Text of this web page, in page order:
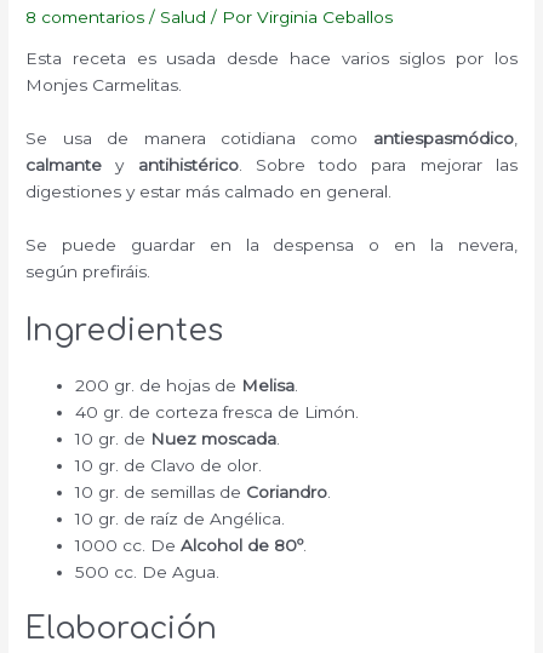
8 comentarios / Salud / PorVirginia Ceballos
Esta receta es usada desde hace varios siglos por los
Monjes Carmelitas.
Se usa de manera cotidiana como antiespasmódico,
calmante yantihistérico. Sobre todo para mejorar las
digestiones y estar más calmado en general.
Se puede guardar en la despensa o en la nevera,
según prefiráis.
Ingredientes
200 gr. de hojas de Melisa
40 gr. de corteza fresca de Limón.
10 gr. de Nuez moscada
10 gr. de Clavo de olor.
10 gr. de semillas de Coriandro
10 gr. de raíz de Angélica.
1000 cc. DeAlcohol de 80º.
500 cc. De Agua.
Elaboración